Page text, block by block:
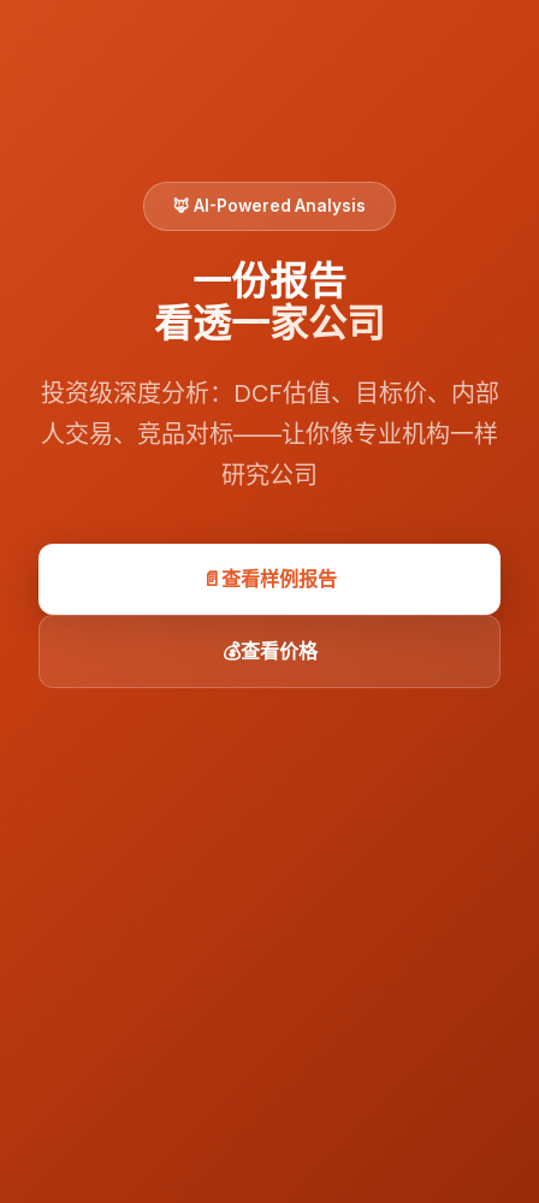
🦊 AI-Powered Analysis
一份报告
看透一家公司
投资级深度分析：DCF估值、目标价、内部
人交易、竞品对标——让你像专业机构一样
研究公司
📄查看样例报告
💰查看价格